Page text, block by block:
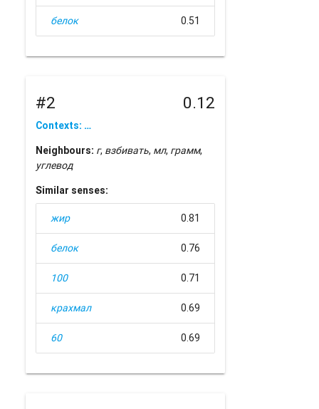
белок 0.51
#2 0.12
Contexts: …
Neighbours: г, взбивать, мл, грамм,
углевод
Similar senses:
жир 0.81
белок 0.76
100 0.71
крахмал 0.69
60 0.69